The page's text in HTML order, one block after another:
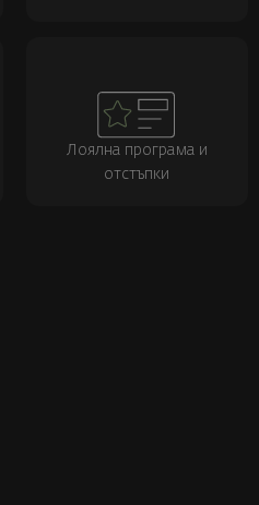
Лоялна програма и
отстъпки